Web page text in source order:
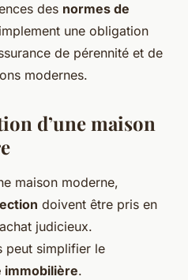
des normes de
une obligation
de pérennité et de
modernes.
d’une maison
maison moderne,
doivent être pris en
judicieux.
peut simplifier le
immobilière.